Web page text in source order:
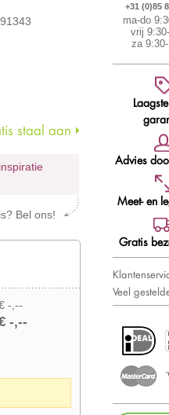
staal aan
inspiratie
Bel ons!
-,--
-,--
+31 (0)85
ma-do
vrij
za
Advies
Meet- en
Gratis
Veel